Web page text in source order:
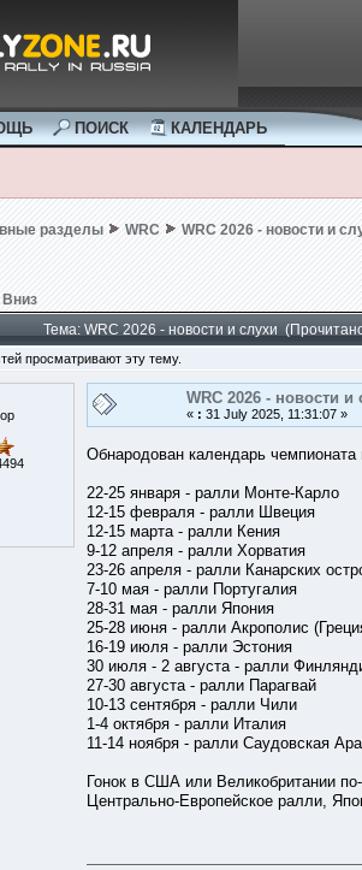
ПОИСК КАЛЕНДАРЬ
разделы WRC WRC 2026 - новости и
Вниз
Тема: WRC 2026 - новости и слухи
просматривают эту тему.
WRC 2026 - новости и
« : 31 July 2025, 11:31:07 »
Обнародован календарь
22-25 января - ралли Монте-Карло
12-15 февраля - ралли Швеция
12-15 марта - ралли Кения
9-12 апреля - ралли Хорватия
23-26 апреля - ралли Канарских
7-10 мая - ралли Португалия
28-31 мая - ралли Япония
25-28 июня - ралли Акрополис
16-19 июля - ралли Эстония
30 июля - 2 августа - ралли
27-30 августа - ралли Парагвай
10-13 сентября - ралли Чили
1-4 октября - ралли Италия
11-14 ноября - ралли Саудовская
Гонок в США или Великобритании
Центрально-Европейское ралли,